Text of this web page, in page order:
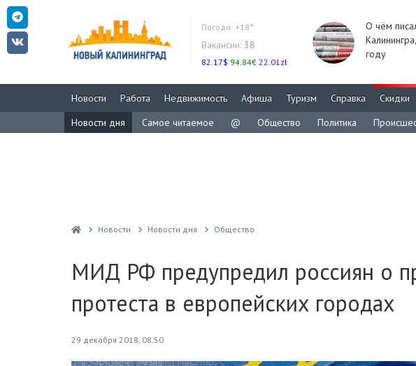
Погода: +18°
Вакансии: 38
82.17$ 94.84€ 22.01zł
О чём
году
Новости Работа Недвижимость Афиша Туризм Справка Скидки
Новости дня
Самое читаемое @ Общество Политика
Новости Новости дня Общество
МИД РФ предупредил россиян о
протеста в европейских городах
29 декабря 2018, 08:50